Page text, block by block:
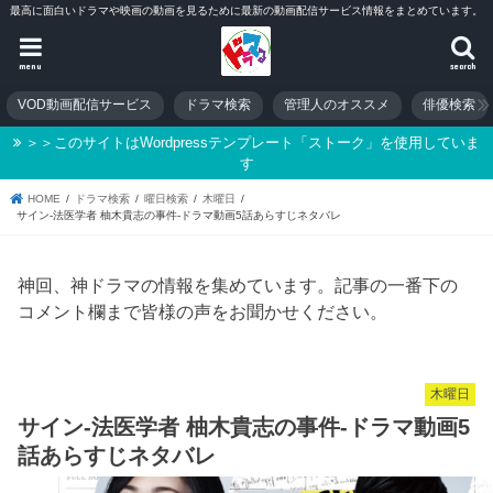
最高に面白いドラマや映画の動画を見るために最新の動画配信サービス情報をまとめています。
search
menu
VOD動画配信サービス ドラマ検索 管理人のオススメ 俳優検索
＞＞このサイトはWordpressテンプレート「ストーク」を使用していま
す
HOME ドラマ検索 曜日検索
木曜日
サイン-法医学者 柚木貴志の事件-ドラマ動画5話あらすじネタバレ
神回、神ドラマの情報を集めています。記事の一番下の
コメント欄まで皆様の声をお聞かせください。
木曜日
サイン-法医学者 柚木貴志の事件-ドラマ動画5
話あらすじネタバレ